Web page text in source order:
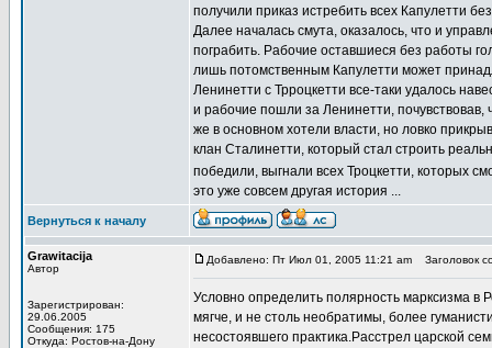
получили приказ истребить всех Капулетти
Далее началась смута, оказалось, что и
пограбить. Рабочие оставшиеся без работы
лишь потомственным Капулетти может
Ленинетти с Трроцкетти все-таки удалось
и рабочие пошли за Ленинетти, почувствовав,
же в основном хотели власти, но ловко
клан Сталинетти, который стал строить
победили, выгнали всех Троцкетти, которых
это уже совсем другая история ...
Вернуться к началу
Grawitacija
Автор
Зарегистрирован:
29.06.2005
Сообщения: 175
Откуда: Ростов-на-Дону
Добавлено: Пт Июл 01, 2005 11:21 am Заголовок
Условно определить полярность марксизма
мягче, и не столь необратимы, более
несостоявшего практика.Расстрел царской